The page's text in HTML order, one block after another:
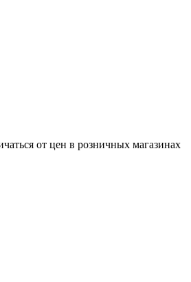
от цен в розничных магазинах